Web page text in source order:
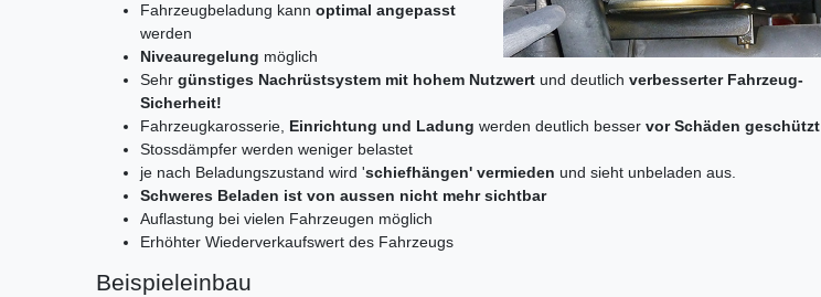
Fahrzeugbeladung kann optimal angepasst
werden
Niveauregelung möglich
Sehr günstiges Nachrüstsystem mit hohem Nutzwert und deutlich verbesserter Fahrzeug-
Sicherheit!
Fahrzeugkarosserie, Einrichtung und Ladung werden deutlich besser vor Schäden geschützt
Stossdämpfer werden weniger belastet
je nach Beladungszustand wird 'schiefhängen' vermieden und sieht unbeladen aus.
Schweres Beladen ist von aussen nicht mehr sichtbar
Auflastung bei vielen Fahrzeugen möglich
Erhöhter Wiederverkaufswert des Fahrzeugs
Beispieleinbau